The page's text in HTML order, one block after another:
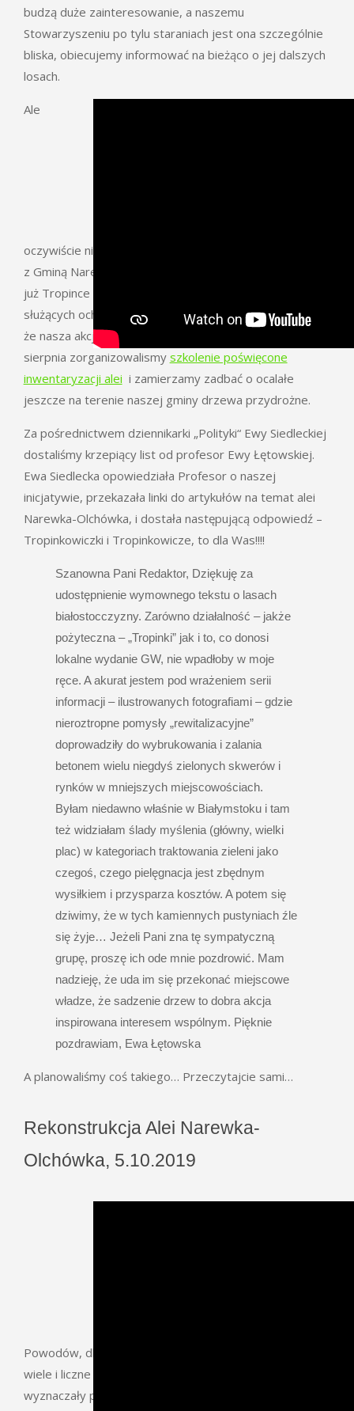
budzą duże zainteresowanie, a naszemu
Stowarzyszeniu po tylu staraniach jest ona szczególnie
bliska, obiecujemy informować na bieżąco o jej dalszych
losach.
Ale
oczywiście nie poddajemy się 🙂 Prowadzimy rozmowy
z Gminą Narewka oraz chcemy wykorzystać obiecane
już Tropince środki i zgromadzoną energię do działań
służących ochronie drzew przydrożnych – tym bardziej,
że nasza akcja cieszy się poparciem i sympatią!!! 2-3
sierpnia zorganizowalismy szkolenie poświęcone
inwentaryzacji alei i zamierzamy zadbać o ocalałe
jeszcze na terenie naszej gminy drzewa przydrożne.
Za pośrednictwem dziennikarki „Polityki“ Ewy Siedleckiej
dostaliśmy krzepiący list od profesor Ewy Łętowskiej.
Ewa Siedlecka opowiedziała Profesor o naszej
inicjatywie, przekazała linki do artykułów na temat alei
Narewka-Olchówka, i dostała następującą odpowiedź –
Tropinkowiczki i Tropinkowicze, to dla Was!!!!
Szanowna Pani Redaktor, Dziękuję za
udostępnienie wymownego tekstu o lasach
białostocczyzny. Zarówno działalność – jakże
pożyteczna – „Tropinki” jak i to, co donosi
lokalne wydanie GW, nie wpadłoby w moje
ręce. A akurat jestem pod wrażeniem serii
informacji – ilustrowanych fotografiami – gdzie
nieroztropne pomysły „rewitalizacyjne”
doprowadziły do wybrukowania i zalania
betonem wielu niegdyś zielonych skwerów i
rynków w mniejszych miejscowościach.
Byłam niedawno właśnie w Białymstoku i tam
też widziałam ślady myślenia (główny, wielki
plac) w kategoriach traktowania zieleni jako
czegoś, czego pielęgnacja jest zbędnym
wysiłkiem i przysparza kosztów. A potem się
dziwimy, że w tych kamiennych pustyniach źle
się żyje… Jeżeli Pani zna tę sympatyczną
grupę, proszę ich ode mnie pozdrowić. Mam
nadzieję, że uda im się przekonać miejscowe
władze, że sadzenie drzew to dobra akcja
inspirowana interesem wspólnym. Pięknie
pozdrawiam, Ewa Łętowska
A planowaliśmy coś takiego… Przeczytajcie sami…
Rekonstrukcja Alei Narewka-
Olchówka, 5.10.2019
Powodów, dla których sadzono aleje przydrożne, jest
wiele i liczne z nich są nadal aktualne: drzewa
wyznaczały przebieg i granice drogi, chroniły